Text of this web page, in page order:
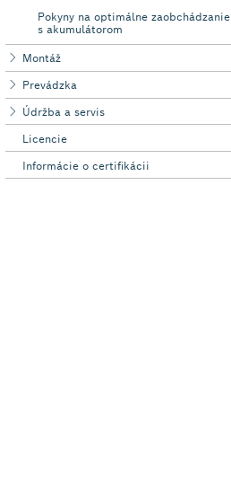
Pokyny na optimálne zaobchádzanie
s akumulátorom
Montáž
Prevádzka
Údržba a servis
Licencie
Informácie o certifikácii